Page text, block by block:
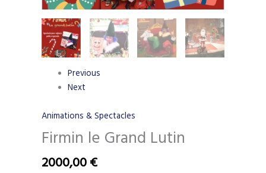
Previous
Next
Animations & Spectacles
Firmin le Grand Lutin
2000,00 €